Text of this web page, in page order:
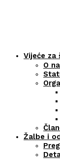
Vijeće za
O
Žalbe i